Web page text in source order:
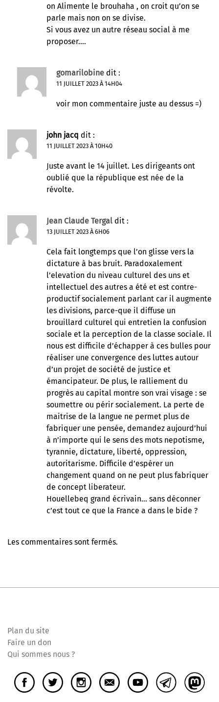
on Alimente le brouhaha , on croit qu’on se
parle mais non on se divise.
Si vous avez un autre réseau social à me
proposer….
gomarilobine dit :
11 JUILLET 2023 À 14H04
voir mon commentaire juste au dessus =)
john jacq dit :
11 JUILLET 2023 À 10H40
Juste avant le 14 juillet. Les dirigeants ont
oublié que la république est née de la
révolte.
Jean Claude Tergal dit :
13 JUILLET 2023 À 6H06
Cela fait longtemps que l’on glisse vers la
dictature à bas bruit. Paradoxalement
l’elevation du niveau culturel des uns et
intellectuel des autres a été et est contre-
productif socialement parlant car il augmente
les divisions, parce-que il diffuse un
brouillard culturel qui entretien la confusion
sociale et la perception de la classe sociale. Il
nous est difficile d’échapper à ces bulles pour
réaliser une convergence des luttes autour
d’un projet de société de justice et
émancipateur. De plus, le ralliement du
progrès au capital montre son vrai visage : se
soumettre ou périr socialement. La perte de
maitrise de la langue ne permet plus de
fabriquer une pensée, demandez aujourd’hui
à n’importe qui le sens des mots nepotisme,
tyrannie, dictature, liberté, oppression,
autoritarisme. Difficile d’espérer un
changement quand on ne peut plus fabriquer
de concept liberateur.
Houellebeq grand écrivain… sans déconner
c’est tout ce que la France a dans le bide ?
Les commentaires sont fermés.
Plan du site
Faire un don
Qui sommes nous ?